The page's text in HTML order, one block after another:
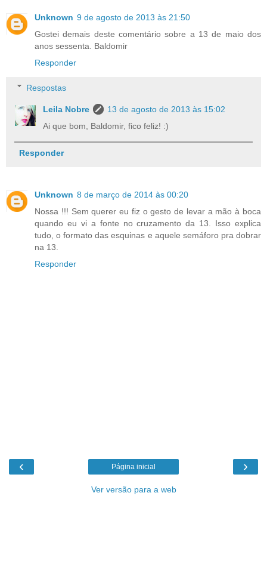
Unknown 9 de agosto de 2013 às 21:50
Gostei demais deste comentário sobre a 13 de maio dos
anos sessenta. Baldomir
Responder
Respostas
Leila Nobre
13 de agosto de 2013 às 15:02
Ai que bom, Baldomir, fico feliz! :)
Responder
Unknown 8 de março de 2014 às 00:20
Nossa !!! Sem querer eu fiz o gesto de levar a mão à boca
quando eu vi a fonte no cruzamento da 13. Isso explica
tudo, o formato das esquinas e aquele semáforo pra dobrar
na 13.
Responder
‹ ›
Página inicial
Ver versão para a web